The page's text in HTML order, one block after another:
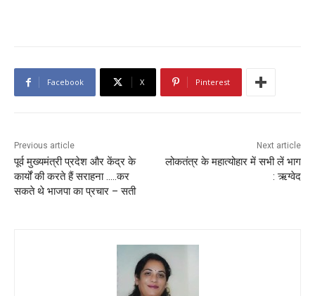
Facebook X Pinterest
Previous article
पूर्व मुख्यमंत्री प्रदेश और केंद्र के
कार्यों की करते हैं सराहना …..कर
सकते थे भाजपा का प्रचार – सती
Next article
लोकतंत्र के महात्योहार में सभी लें भाग
: ऋग्वेद